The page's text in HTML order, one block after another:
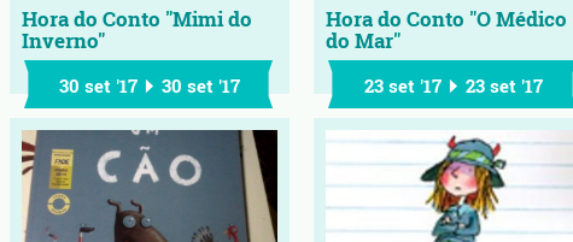
Hora do Conto "Mimi do
Inverno"
30 set '17 30 set '17
Hora do Conto "O Médico
do Mar"
23 set '17 23 set '17